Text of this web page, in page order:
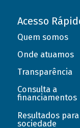
Acesso
Quem somos
Onde atuamos
Transparência
Consulta a
financiamentos
Resultados
sociedade